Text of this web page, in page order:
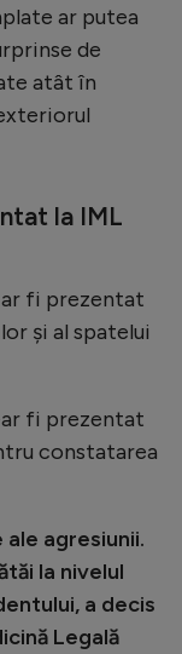
ar putea
de
atât în
la IML
fi prezentat
și al spatelui
fi prezentat
constatarea
agresiunii.
la nivelul
a decis
Legală